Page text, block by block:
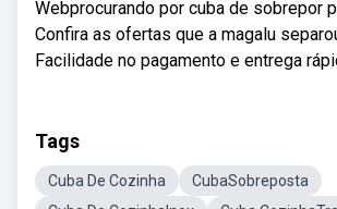
Webprocurando por cuba de sobrepor
Confira as ofertas que a magalu
Facilidade no pagamento e entrega
Tags
Cuba De Cozinha
CubaSobreposta